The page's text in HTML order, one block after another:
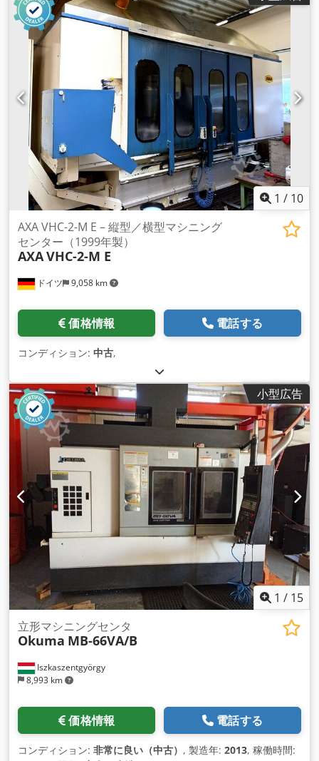
1 / 10
ドイツ 9,058 km
AXA VHC-2-M E – 縦型／横型マシニング
センター（1999年製）
AXAVHC-2-M E
価格情報 電話する
コンディション: 中古,
小型広告
1 / 15
Iszkaszentgyörgy
8,993 km
立形マシニングセンタ
Okuma MB-66VA/B
価格情報 電話する
コンディション: 非常に良い（中古） , 製造年: 2013, 稼働時間: